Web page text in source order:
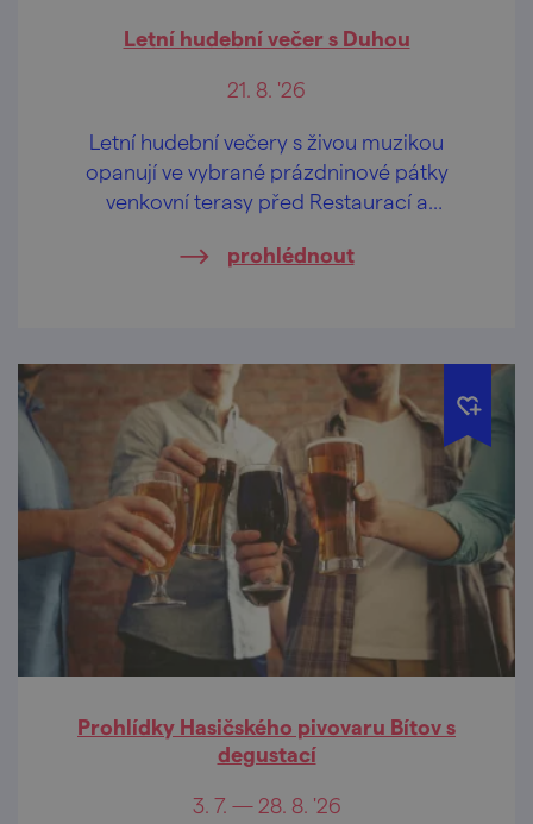
Letní hudební večer s Duhou
21. 8. '26
Letní hudební večery s živou muzikou
opanují ve vybrané prázdninové pátky
venkovní terasy před Restaurací a
"sesterským" Hasičským pivovarem.
prohlédnout
Prohlídky Hasičského pivovaru Bítov s
degustací
3. 7. — 28. 8. '26